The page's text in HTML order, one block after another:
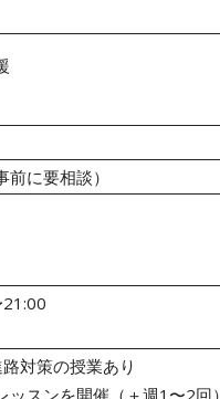
に要相談）
対策の授業あり
スンを開催（＋週1〜2回）